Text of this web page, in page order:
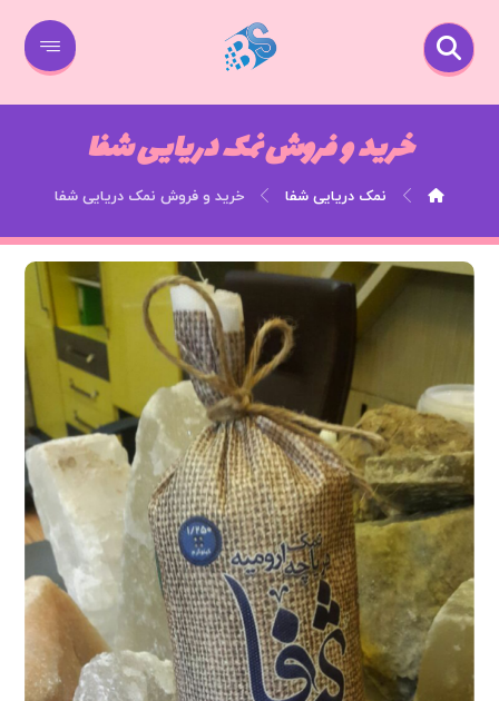
خرید و فروش نمک دریایی شفا
نمک دریایی شفا خرید و فروش نمک دریایی شفا